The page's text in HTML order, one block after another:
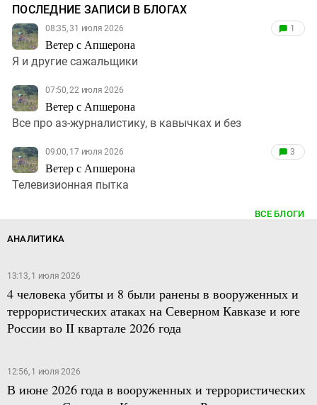
ПОСЛЕДНИЕ ЗАПИСИ В БЛОГАХ
08:35, 31 июля 2026
Ветер с Апшерона
1
Я и другие сажальщики
07:50, 22 июля 2026
Ветер с Апшерона
Все про аз-журналистику, в кавычках и без
09:00, 17 июля 2026
Ветер с Апшерона
3
Телевизионная пытка
ВСЕ БЛОГИ
АНАЛИТИКА
13:13, 1 июля 2026
4 человека убиты и 8 были ранены в вооруженных и
террористических атаках на Северном Кавказе и юге
России во II квартале 2026 года
12:56, 1 июля 2026
В июне 2026 года в вооруженных и террористических